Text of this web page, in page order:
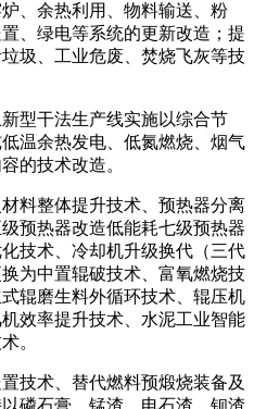
、余热利用、物料输送、粉
、绿电等系统的更新改造；提
圾、工业危废、焚烧飞灰等技
型干法生产线实施以综合节
温余热发电、低氮燃烧、烟气
的技术改造。
整体提升技术、预热器分离
预热器改造低能耗七级预热器
技术、冷却机升级换代（三代
为中置辊破技术、富氧燃烧技
辊磨生料外循环技术、辊压机
效率提升技术、水泥工业智能
。
术、替代燃料预煅烧装备及